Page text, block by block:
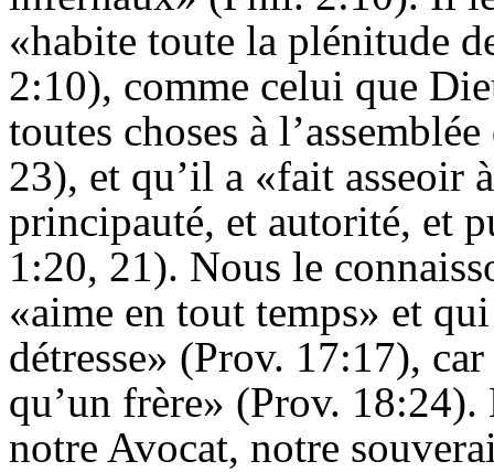
«habite toute la plénitude
2:10), comme celui que
toutes choses à
23), et qu’il a «fait asseoir
principauté, et autorité, et
1:20, 21). Nous le
«aime en tout temps» et
détresse» (Prov. 17:17),
qu’un frère» (Prov.
notre Avocat, notre